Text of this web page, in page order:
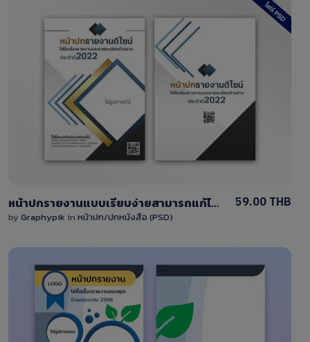
View Details
หน้าปกรายงานแบบเรียบง่ายสามารถแก้ไขได้ ไฟล์ PSD
by Graphypik in หน้าปก/ปกหนังสือ (PSD)
59.00 THB
View Details